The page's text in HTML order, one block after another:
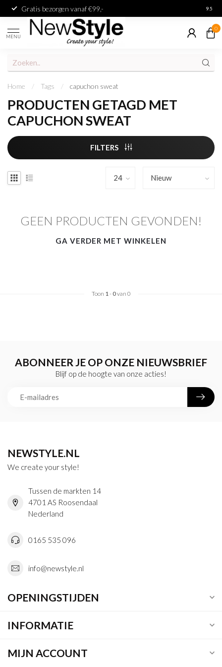
Gratis bezorgen vanaf €99,- 9.5
MENU
0
Home / Tags / capuchon sweat
PRODUCTEN GETAGD MET
CAPUCHON SWEAT
FILTERS
GEEN PRODUCTEN GEVONDEN!
GA VERDER MET WINKELEN
Toon 1- 0van 0
ABONNEER JE OP ONZE NIEUWSBRIEF
Blijf op de hoogte van onze acties!
NEWSTYLE.NL
We create your style!
Tussen de markten 14
4701 AS Roosendaal
Nederland
0165 535 096
info@newstyle.nl
OPENINGSTIJDEN
INFORMATIE
MIJN ACCOUNT